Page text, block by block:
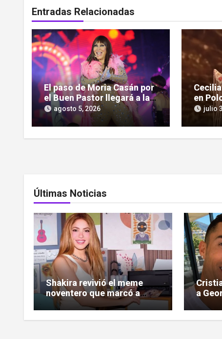
Entradas Relacionadas
El paso de Moria Casán por
el Buen Pastor llegará a la
pantalla chica en su nueva
serie documental
agosto 5, 2026
en
julio
Últimas Noticias
Shakira revivió el meme
noventero que marcó a
toda una generación
a
las